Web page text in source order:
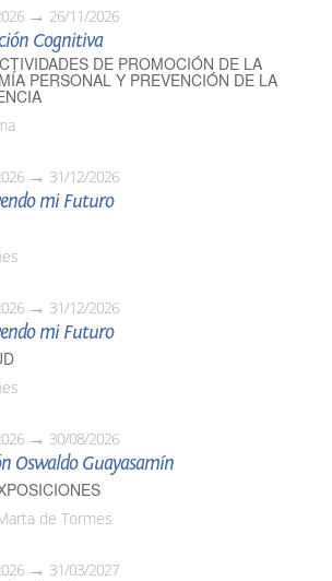
26/11/2026
Cognitiva
DE PROMOCIÓN DE LA
PERSONAL Y PREVENCIÓN DE LA
31/12/2026
mi Futuro
31/12/2026
mi Futuro
30/08/2026
Oswaldo Guayasamín
de Tormes
31/03/2027